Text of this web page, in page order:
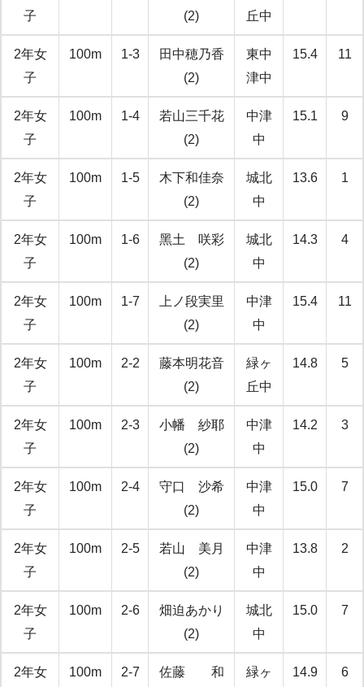
子
(2)
丘中
2年女
子
100m 1-3
田中穂乃香
(2)
東中
津中
15.4 11
2年女
子
100m 1-4
若山三千花
(2)
中津
中
15.1 9
2年女
子
100m 1-5
木下和佳奈
(2)
城北
中
13.6 1
2年女
子
100m 1-6
黑土 咲彩
(2)
城北
中
14.3 4
2年女
子
100m 1-7
上ノ段実里
(2)
中津
中
15.4 11
2年女
子
100m 2-2
藤本明花音
(2)
緑ヶ
丘中
14.8 5
2年女
子
100m 2-3
小幡 紗耶
(2)
中津
中
14.2 3
2年女
子
100m 2-4
守口 沙希
(2)
中津
中
15.0 7
2年女
子
100m 2-5
若山 美月
(2)
中津
中
13.8 2
2年女
子
100m 2-6
畑迫あかり
(2)
城北
中
15.0 7
2年女
100m 2-7
佐藤 和
緑ヶ
14.9 6